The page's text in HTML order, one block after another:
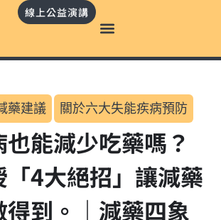
線上公益演講
藥建議 關於六大失能疾病預防
能減少吃藥嗎？
「4大絕招」讓減藥
到。｜減藥四象